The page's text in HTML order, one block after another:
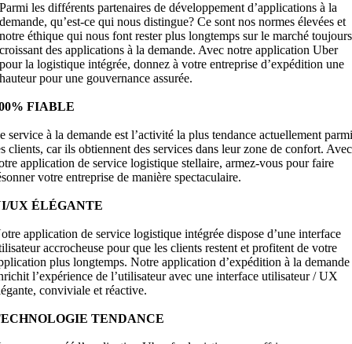
Parmi les différents partenaires de développement d’applications à la
demande, qu’est-ce qui nous distingue? Ce sont nos normes élevées et
notre éthique qui nous font rester plus longtemps sur le marché toujours
croissant des applications à la demande. Avec notre application Uber
pour la logistique intégrée, donnez à votre entreprise d’expédition une
hauteur pour une gouvernance assurée.
FIABLE
service à la demande est l’activité la plus tendance actuellement
clients, car ils obtiennent des services dans leur zone de confort. Avec
application de service logistique stellaire, armez-vous pour faire
votre entreprise de manière spectaculaire.
UX ÉLÉGANTE
application de service logistique intégrée dispose d’une interface
accrocheuse pour que les clients restent et profitent de votre
plus longtemps. Notre application d’expédition à la demande
l’expérience de l’utilisateur avec une interface utilisateur / UX
conviviale et réactive.
TENDANCE